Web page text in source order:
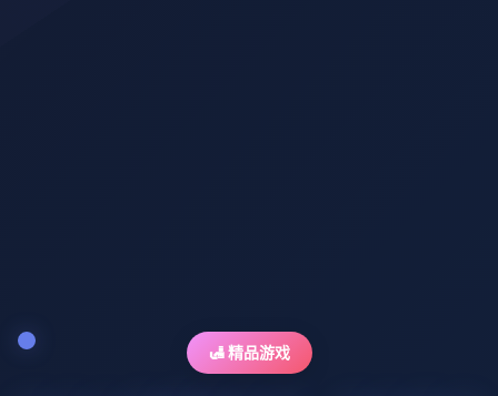
🛃 精品游戏